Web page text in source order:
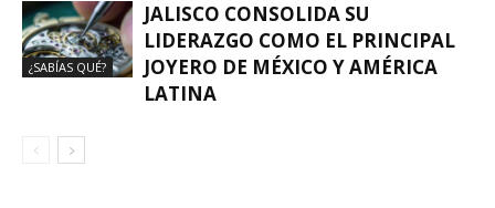
¿SABÍAS QUÉ?
JALISCO CONSOLIDA SU
LIDERAZGO COMO EL PRINCIPAL
JOYERO DE MÉXICO Y AMÉRICA
LATINA